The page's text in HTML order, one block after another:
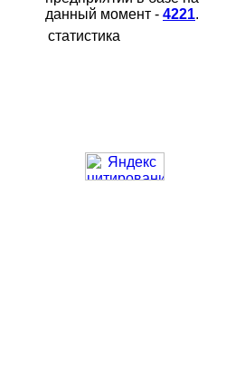
данный момент - 4221.
статистика